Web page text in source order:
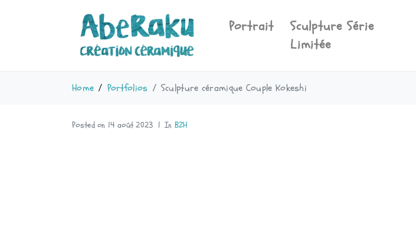
Portrait
Sculpture Série
Limitée
Home Portfolios Sculpture céramique Couple Kokeshi
Posted on 14 août 2023 In BZH